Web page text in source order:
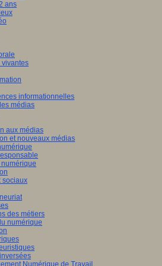
ans
vivantes
informationnelles
médias
aux médias
et nouveaux médias
numérique
sociaux
des métiers
numérique
Numérique de Travail